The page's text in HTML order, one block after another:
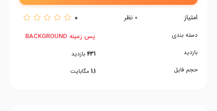
امتیاز 0 نظر 0
دسته بندی
بازدید
حجم فایل
پس زمینه BACKGROUND
431 بازدید
1.1 مگابایت